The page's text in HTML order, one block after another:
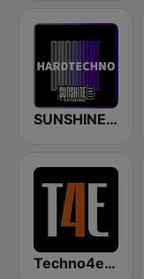
SUNSHINE LIVE - Hardtechno
Techno4ever Club